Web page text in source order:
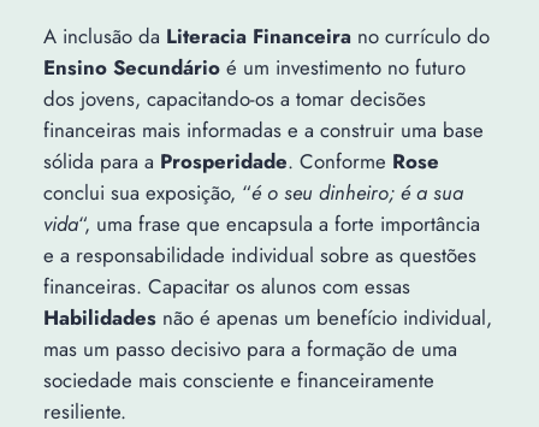
A inclusão da Literacia Financeirano currículo do
Ensino Secundárioé um investimento no futuro
dos jovens, capacitando-os a tomar decisões
financeiras mais informadas e a construir uma base
sólida para a Prosperidade. Conforme Rose
conclui sua exposição, “é o seu dinheiro; é a sua
vida“, uma frase que encapsula a forte importância
e a responsabilidade individual sobre as questões
financeiras. Capacitar os alunos com essas
Habilidadesnão é apenas um benefício individual,
mas um passo decisivo para a formação de uma
sociedade mais consciente e financeiramente
resiliente.